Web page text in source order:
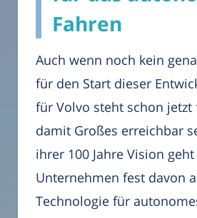
Fahren
Auch wenn noch kein
für den Start dieser
für Volvo steht schon jetzt
damit Großes erreichbar
ihrer 100 Jahre Vision geht
Unternehmen fest davon
Technologie für